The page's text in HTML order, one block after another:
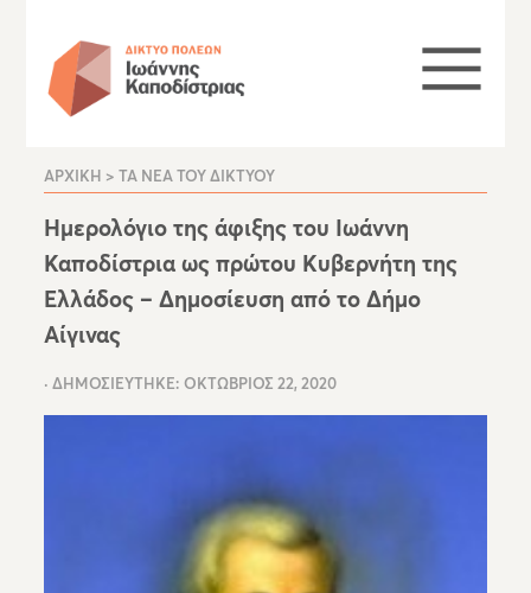
ΑΡΧΙΚΉ ΤΑ ΝΈΑ ΤΟΥ ΔΙΚΤΎΟΥ
Ημερολόγιο της άφιξης του Ιωάννη
Καποδίστρια ως πρώτου Κυβερνήτη της
Ελλάδος – Δημοσίευση από το Δήμο
Αίγινας
ΔΗΜΟΣΙΕΎΤΗΚΕ: ΟΚΤΏΒΡΙΟΣ 22, 2020